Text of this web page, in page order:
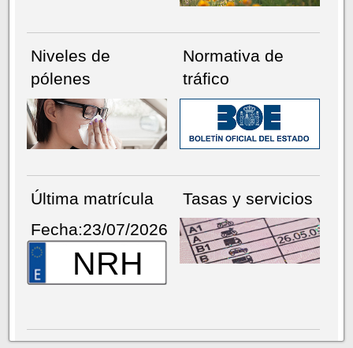
Niveles de
pólenes
Normativa de
tráfico
Última matrícula
Fecha:23/07/2026
NRH
Tasas y servicios